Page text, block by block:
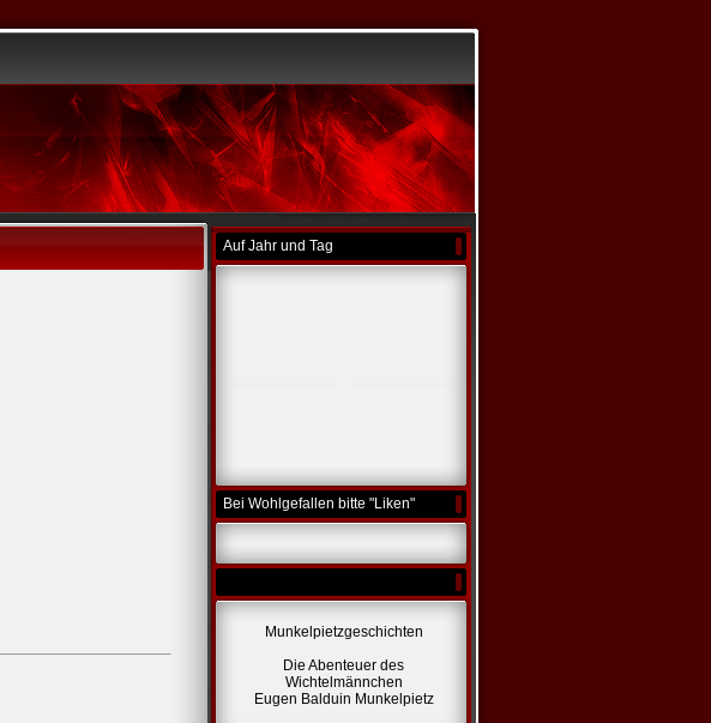
Auf Jahr und Tag
Bei Wohlgefallen bitte "Liken"
Munkelpietzgeschichten
Die Abenteuer des
Wichtelmännchen
Eugen Balduin Munkelpietz